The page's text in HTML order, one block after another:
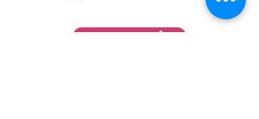
להצעת מחיר